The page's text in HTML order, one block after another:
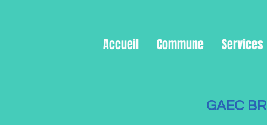
Accueil Commune Services
GAEC